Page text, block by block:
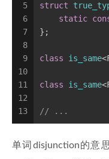
5
6
7
8
9
10
11
12
13
struct
static
};
class is_same
class is_same
// ...
单词disjunction的意